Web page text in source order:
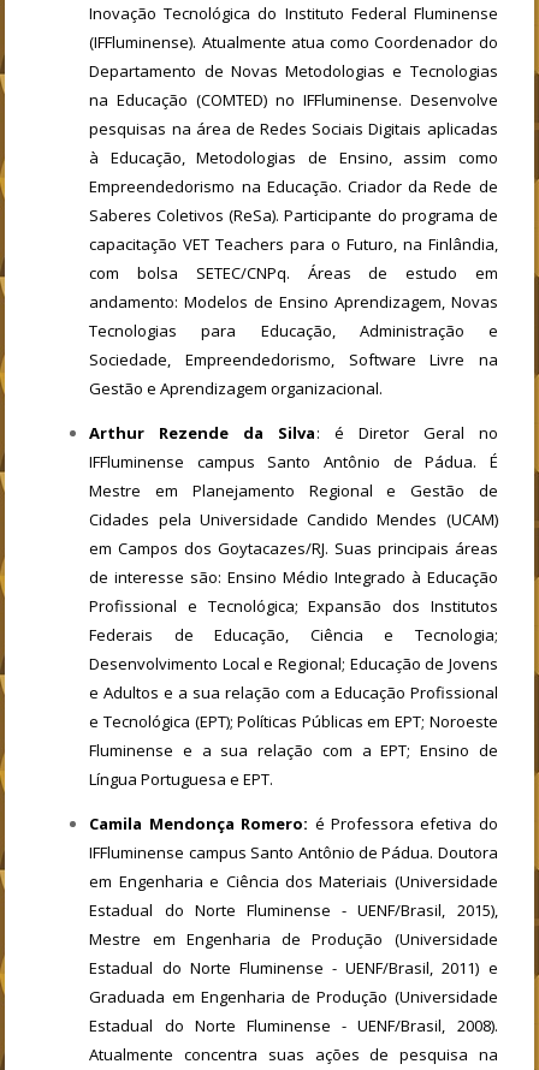
Inovação Tecnológica do Instituto Federal Fluminense
(IFFluminense). Atualmente atua como Coordenador do
Departamento de Novas Metodologias e Tecnologias
na Educação (COMTED) no IFFluminense. Desenvolve
pesquisas na área de Redes Sociais Digitais aplicadas
à Educação, Metodologias de Ensino, assim como
Empreendedorismo na Educação. Criador da Rede de
Saberes Coletivos (ReSa). Participante do programa de
capacitação VET Teachers para o Futuro, na Finlândia,
com bolsa SETEC/CNPq. Áreas de estudo em
andamento: Modelos de Ensino Aprendizagem, Novas
Tecnologias para Educação, Administração e
Sociedade, Empreendedorismo, Software Livre na
Gestão e Aprendizagem organizacional.
Arthur Rezende da Silva: é Diretor Geral no
IFFluminense campus Santo Antônio de Pádua. É
Mestre em Planejamento Regional e Gestão de
Cidades pela Universidade Candido Mendes (UCAM)
em Campos dos Goytacazes/RJ. Suas principais áreas
de interesse são: Ensino Médio Integrado à Educação
Profissional e Tecnológica; Expansão dos Institutos
Federais de Educação, Ciência e Tecnologia;
Desenvolvimento Local e Regional; Educação de Jovens
e Adultos e a sua relação com a Educação Profissional
e Tecnológica (EPT); Políticas Públicas em EPT; Noroeste
Fluminense e a sua relação com a EPT; Ensino de
Língua Portuguesa e EPT.
Camila Mendonça Romero: é Professora efetiva do
IFFluminense campus Santo Antônio de Pádua. Doutora
em Engenharia e Ciência dos Materiais (Universidade
Estadual do Norte Fluminense - UENF/Brasil, 2015),
Mestre em Engenharia de Produção (Universidade
Estadual do Norte Fluminense - UENF/Brasil, 2011) e
Graduada em Engenharia de Produção (Universidade
Estadual do Norte Fluminense - UENF/Brasil, 2008).
Atualmente concentra suas ações de pesquisa na